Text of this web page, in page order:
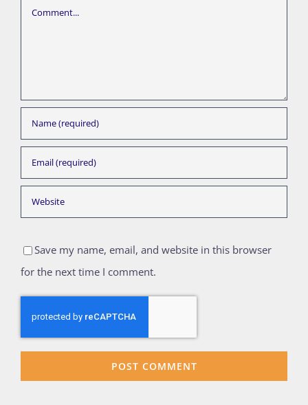
Comment
Save my name, email, and website in this browser
for the next time I comment.